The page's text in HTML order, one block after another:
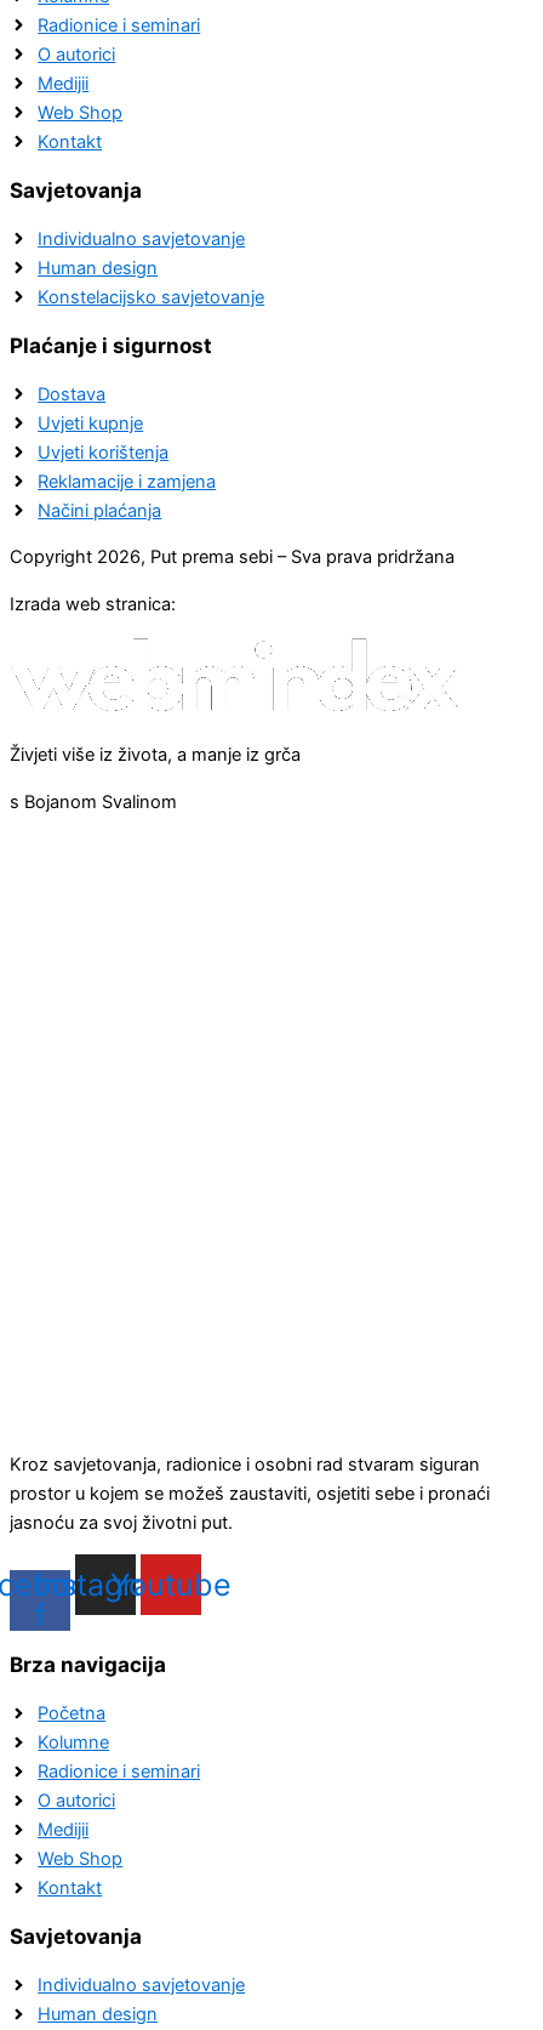
Radionice i seminari
O autorici
Medijii
Web Shop
Kontakt
Savjetovanja
Individualno savjetovanje
Human design
Konstelacijsko savjetovanje
Plaćanje i sigurnost
Dostava
Uvjeti kupnje
Uvjeti korištenja
Reklamacije i zamjena
Načini plaćanja
Copyright 2026, Put prema sebi – Sva prava pridržana
Izrada web stranica:
Živjeti više iz života, a manje iz grča
s Bojanom Svalinom
Kroz savjetovanja, radionice i osobni rad stvaram siguran
prostor u kojem se možeš zaustaviti, osjetiti sebe i pronaći
jasnoću za svoj životni put.
f
Instagram
Youtube
Brza navigacija
Početna
Kolumne
Radionice i seminari
O autorici
Medijii
Web Shop
Kontakt
Savjetovanja
Individualno savjetovanje
Human design